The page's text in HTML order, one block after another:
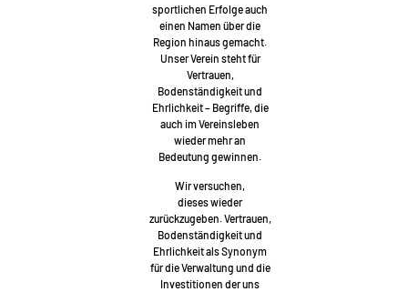
sportlichen Erfolge auch
einen Namen über die
Region hinaus gemacht.
Unser Verein steht für
Vertrauen,
Bodenständigkeit und
Ehrlichkeit – Begriffe, die
auch im Vereinsleben
wieder mehr an
Bedeutung gewinnen.
Wir versuchen,
dieses wieder
zurückzugeben. Vertrauen,
Bodenständigkeit und
Ehrlichkeit als Synonym
für die Verwaltung und die
Investitionen der uns